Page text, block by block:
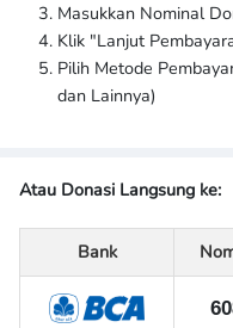
Masukkan Nominal
Klik "Lanjut
Pilih Metode
dan Lainnya)
Atau Donasi Langsung ke:
Bank